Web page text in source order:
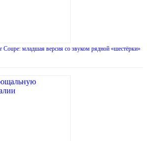
младшая версия со звуком рядной «шестёрки»